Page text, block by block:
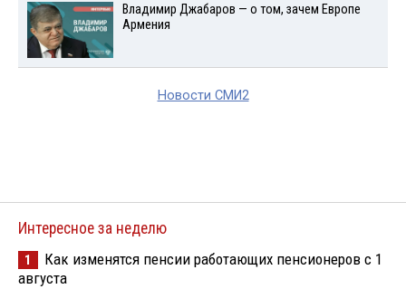
Владимир Джабаров — о том, зачем Европе
Армения
Новости СМИ2
Интересное за неделю
1
Как изменятся пенсии работающих пенсионеров с 1
августа